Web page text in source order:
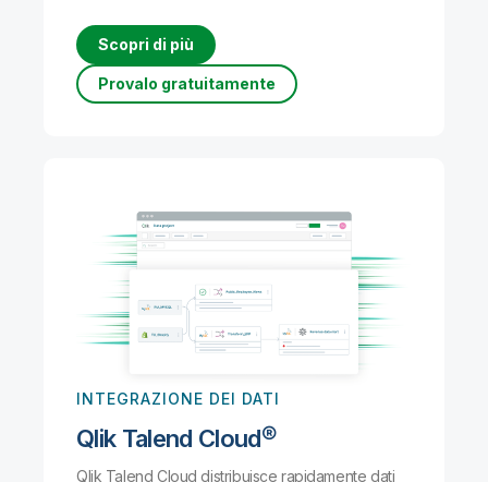
Scopri di più
Provalo gratuitamente
INTEGRAZIONE DEI DATI
Qlik Talend Cloud®
Qlik Talend Cloud distribuisce rapidamente dati